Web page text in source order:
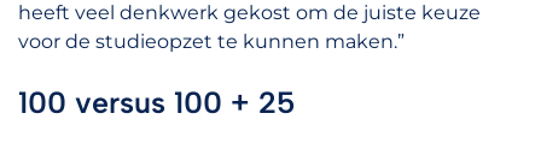
heeft veel denkwerk gekost om de juiste keuze
voor de studieopzet te kunnen maken.”
100 versus 100 + 25